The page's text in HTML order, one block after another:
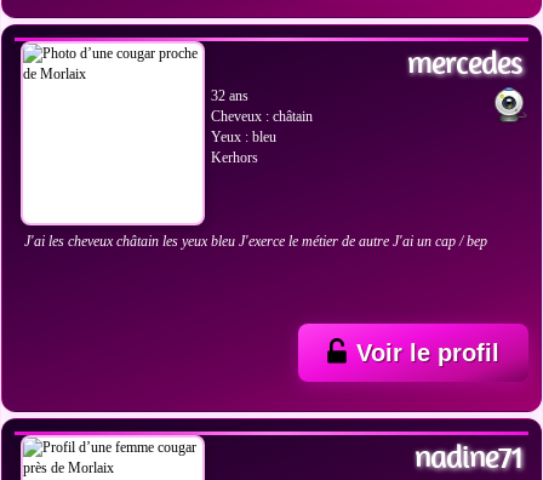
mercedes
32 ans
Cheveux : châtain
Yeux : bleu
Kerhors
J'ai les cheveux châtain les yeux bleu J'exerce le métier de autre J'ai un cap / bep
Voir le profil
nadine71